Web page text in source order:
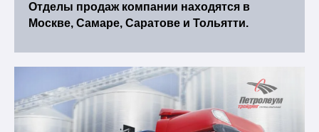
Отделы продаж компании находятся в
Москве, Самаре, Саратове и Тольятти.